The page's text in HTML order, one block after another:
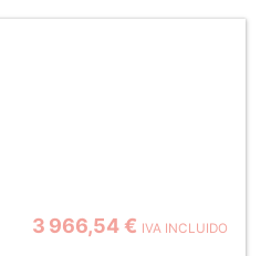
3 966,54 € IVA INCLUIDO